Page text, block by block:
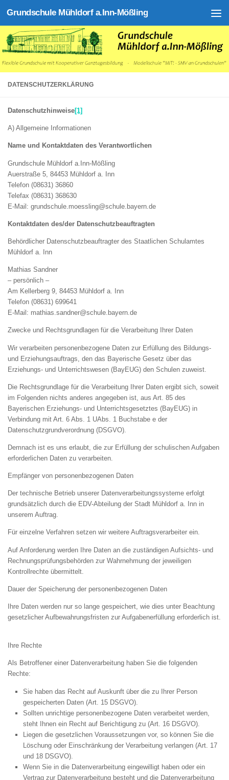
Zum Inhalt springen
Grundschule Mühldorf a.Inn-Mößling
DATENSCHUTZERKLÄRUNG
Datenschutzhinweise[1]
A) Allgemeine Informationen
Name und Kontaktdaten des Verantwortlichen
Grundschule Mühldorf a.Inn-Mößling
Auerstraße 5, 84453 Mühldorf a. Inn
Telefon (08631) 36860
Telefax (08631) 368630
E-Mail: grundschule.moessling@schule.bayern.de
Kontaktdaten des/der Datenschutzbeauftragten
Behördlicher Datenschutzbeauftragter des Staatlichen Schulamtes
Mühldorf a. Inn
Mathias Sandner
– persönlich –
Am Kellerberg 9, 84453 Mühldorf a. Inn
Telefon (08631) 699641
E-Mail: mathias.sandner@schule.bayern.de
Zwecke und Rechtsgrundlagen für die Verarbeitung Ihrer Daten
Wir verarbeiten personenbezogene Daten zur Erfüllung des Bildungs-
und Erziehungsauftrags, den das Bayerische Gesetz über das
Erziehungs- und Unterrichtswesen (BayEUG) den Schulen zuweist.
Die Rechtsgrundlage für die Verarbeitung Ihrer Daten ergibt sich, soweit
im Folgenden nichts anderes angegeben ist, aus Art. 85 des
Bayerischen Erziehungs- und Unterrichtsgesetztes (BayEUG) in
Verbindung mit Art. 6 Abs. 1 UAbs. 1 Buchstabe e der
Datenschutzgrundverordnung (DSGVO).
Demnach ist es uns erlaubt, die zur Erfüllung der schulischen Aufgaben
erforderlichen Daten zu verarbeiten.
Empfänger von personenbezogenen Daten
Der technische Betrieb unserer Datenverarbeitungssysteme erfolgt
grundsätzlich durch die EDV-Abteilung der Stadt Mühldorf a. Inn in
unserem Auftrag.
Für einzelne Verfahren setzen wir weitere Auftragsverarbeiter ein.
Auf Anforderung werden Ihre Daten an die zuständigen Aufsichts- und
Rechnungsprüfungsbehörden zur Wahrnehmung der jeweiligen
Kontrollrechte übermittelt.
Dauer der Speicherung der personenbezogenen Daten
Ihre Daten werden nur so lange gespeichert, wie dies unter Beachtung
gesetzlicher Aufbewahrungsfristen zur Aufgabenerfüllung erforderlich ist.
Ihre Rechte
Als Betroffener einer Datenverarbeitung haben Sie die folgenden
Rechte:
Sie haben das Recht auf Auskunft über die zu Ihrer Person
gespeicherten Daten (Art. 15 DSGVO).
Sollten unrichtige personenbezogene Daten verarbeitet werden,
steht Ihnen ein Recht auf Berichtigung zu (Art. 16 DSGVO).
Liegen die gesetzlichen Voraussetzungen vor, so können Sie die
Löschung oder Einschränkung der Verarbeitung verlangen (Art. 17
und 18 DSGVO).
Wenn Sie in die Datenverarbeitung eingewilligt haben oder ein
Vertrag zur Datenverarbeitung besteht und die Datenverarbeitung